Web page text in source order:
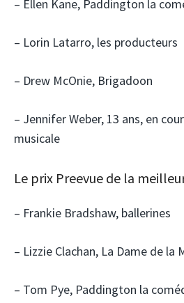
– Ellen Kane, Paddington la
– Lorin Latarro, les producteurs
– Drew McOnie, Brigadoon
– Jennifer Weber, 13 ans, en
musicale
Le prix Preevue de la
– Frankie Bradshaw, ballerines
– Lizzie Clachan, La Dame de la
– Tom Pye, Paddington la